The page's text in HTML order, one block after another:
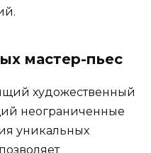
мастер-пьес
художественный
неограниченные
уникальных